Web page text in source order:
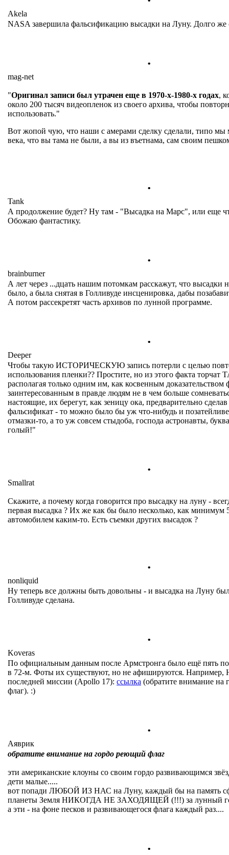
Akela
NASA завершила фальсификацию высадки на Луну. Долго же
.
mag-net
"Оригинал записи был утрачен еще в 1970-х-1980-х годах,
около 200 тысяч видеопленок из своего архива, чтобы
использовать."
Вот жопой чую, что наши с амерами сделку сделали, типо мы
века, что вы тама не были, а вы из въетнама, сам своим
.
Tank
А продолжение будет? Ну там - "Высадка на Марс", или еще
Обожаю фантастику.
.
brainburner
А лет через ...дцать нашим потомкам расскажут, что высадки
было, а была снятая в Голливуде инсценировка, дабы
А потом рассекретят часть архивов по лунной программе.
.
Deeper
Чтобы такую ИСТОРИЧЕСКУЮ запись потерли с целью
использования пленки?? Простите, но из этого факта
располагая только одним им, как косвенным
заинтересованным в правде людям не в чем больше
настоящие, их берегут, как зеницу ока, предварительно
фальсификат - то можно было бы уж что-нибудь и
отмазки-то, а то уж совсем стыдоба, господа астронавты,
голый!"
.
Smallrat
Скажите, а почему когда говорится про высадку на луну -
первая высадка ? Их же как бы было несколько, как минимум
автомобилем каким-то. Есть съемки других высадок ?
.
nonliquid
Ну теперь все должны быть довольны - и высадка на Луну
Голливуде сделана.
.
Koveras
По официальным данным после Армстронга было ещё пять
в 72-м. Фоты их существуют, но не афишируются.
последней миссии (Apollo 17): ссылка (обратите внимание на
флаг). :)
.
Аяврик
обратите внимание на гордо реющий флаг
эти американские клоуны со своим гордо развивающимся
дети малые.....
вот попади ЛЮБОЙ ИЗ НАС на Луну, каждый бы на память
планеты Земля НИКОГДА НЕ ЗАХОДЯЩЕЙ (!!!) за лунный
а эти - на фоне песков и развивающегося флага каждый раз....
.